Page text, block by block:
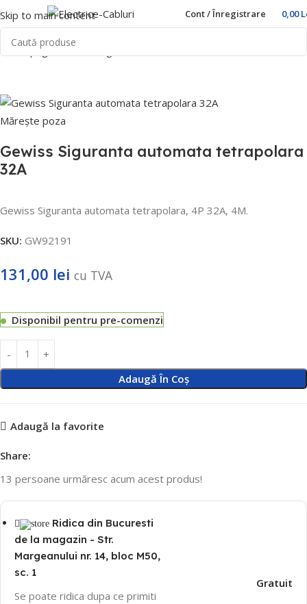
Skip to main content Cont / Înregistrare 0,00
Prima pagină
Mărește poza
Gewiss Siguranta automata tetrapolara
32A
Gewiss Siguranta automata tetrapolara, 4P 32A, 4M.
SKU: GW92191
131,00 lei cu TVA
Disponibil pentru pre-comenzi
Adaugă În Coș
Adaugă la favorite
Share:
13 persoane urmăresc acum acest produs!
Ridica din Bucuresti
de la magazin - Str.
Margeanului nr. 14, bloc M50,
sc. 1
Se poate ridica dupa ce primiti
Gratuit